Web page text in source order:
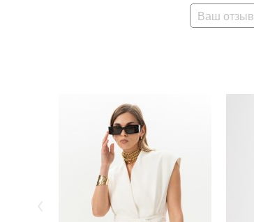
Ваш отзыв